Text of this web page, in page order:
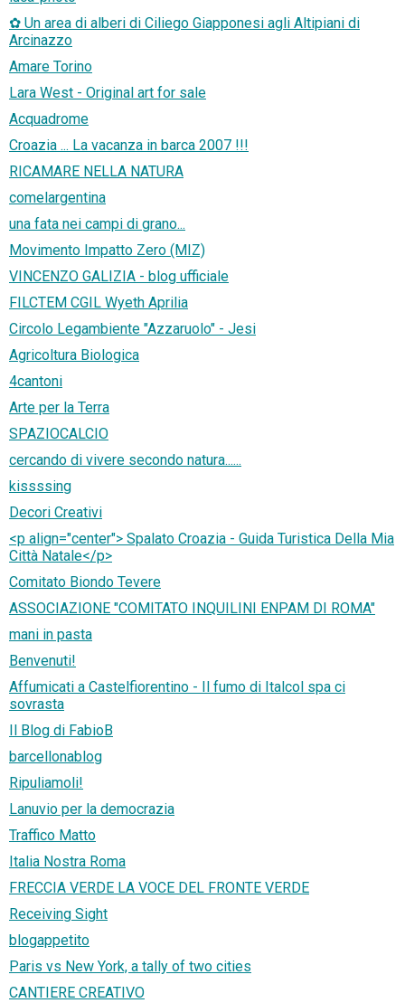
✿ Un area di alberi di Ciliego Giapponesi agli Altipiani di
Arcinazzo
Amare Torino
Lara West - Original art for sale
Acquadrome
Croazia ... La vacanza in barca 2007 !!!
RICAMARE NELLA NATURA
comelargentina
una fata nei campi di grano...
Movimento Impatto Zero (MIZ)
VINCENZO GALIZIA - blog ufficiale
FILCTEM CGIL Wyeth Aprilia
Circolo Legambiente "Azzaruolo" - Jesi
Agricoltura Biologica
4cantoni
Arte per la Terra
SPAZIOCALCIO
cercando di vivere secondo natura......
kissssing
Decori Creativi
<p align="center"> Spalato Croazia - Guida Turistica Della Mia
Città Natale</p>
Comitato Biondo Tevere
ASSOCIAZIONE "COMITATO INQUILINI ENPAM DI ROMA"
mani in pasta
Benvenuti!
Affumicati a Castelfiorentino - Il fumo di Italcol spa ci
sovrasta
Il Blog di FabioB
barcellonablog
Ripuliamoli!
Lanuvio per la democrazia
Traffico Matto
Italia Nostra Roma
FRECCIA VERDE LA VOCE DEL FRONTE VERDE
Receiving Sight
blogappetito
Paris vs New York, a tally of two cities
CANTIERE CREATIVO